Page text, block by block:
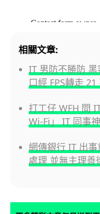
相關文章:
IT 男防不勝防
口經 FPS轉走 21
打工仔 WFH 問
Wi-Fi」 IT 同事
網傳銀行 IT 出
處理 並無主理善